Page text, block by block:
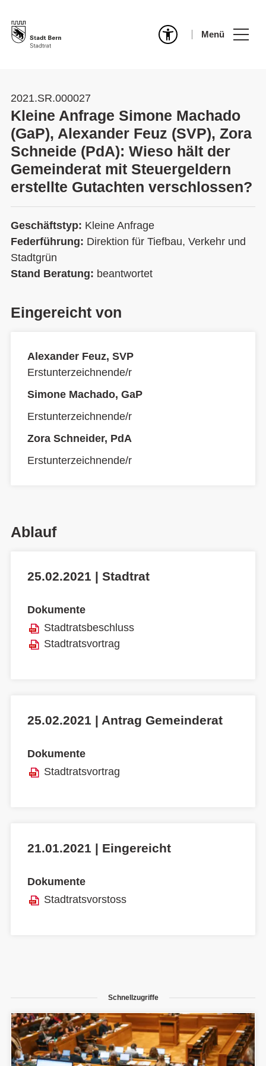
Menü
2021.SR.000027
Kleine Anfrage Simone Machado
(GaP), Alexander Feuz (SVP), Zora
Schneide (PdA): Wieso hält der
Gemeinderat mit Steuergeldern
erstellte Gutachten verschlossen?
Geschäftstyp: Kleine Anfrage
Federführung: Direktion für Tiefbau, Verkehr und
Stadtgrün
Stand Beratung: beantwortet
Eingereicht von
Alexander Feuz, SVP
Erstunterzeichnende/r
Simone Machado, GaP
Erstunterzeichnende/r
Zora Schneider, PdA
Erstunterzeichnende/r
Ablauf
25.02.2021 | Stadtrat
Dokumente
Stadtratsbeschluss
Stadtratsvortrag
25.02.2021 | Antrag Gemeinderat
Dokumente
Stadtratsvortrag
21.01.2021 | Eingereicht
Dokumente
Stadtratsvorstoss
Schnellzugriffe